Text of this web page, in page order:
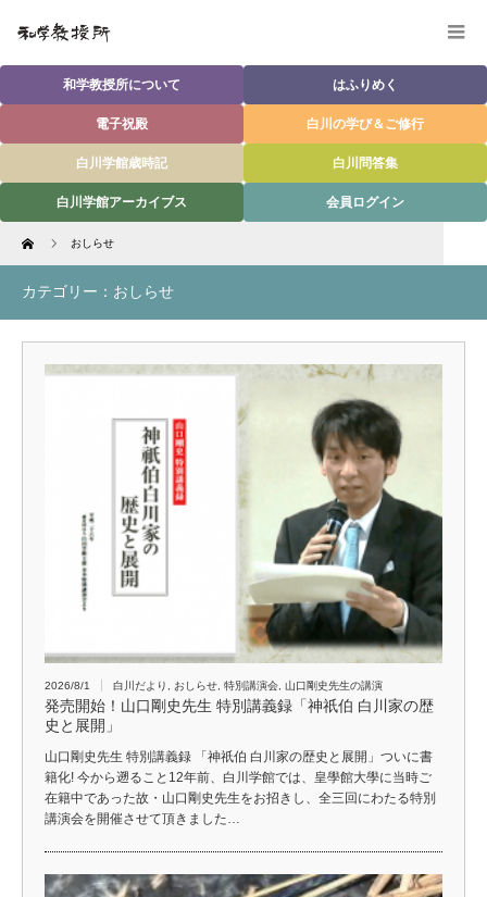
和学教授所について はふりめく
電子祝殿 白川の学び＆ご修行
白川学館歳時記 白川問答集
白川学館アーカイブス 会員ログイン
Home おしらせ
カテゴリー：おしらせ
2026/8/1 白川だより おしらせ 特別講演会 山口剛史先生の講演
発売開始！山口剛史先生 特別講義録「神祇伯 白川家の歴
史と展開」
山口剛史先生 特別講義録 「神祇伯 白川家の歴史と展開」ついに書
籍化! 今から遡ること12年前、白川学館では、皇學館大學に当時ご
在籍中であった故・山口剛史先生をお招きし、全三回にわたる特別
講演会を開催させて頂きました…